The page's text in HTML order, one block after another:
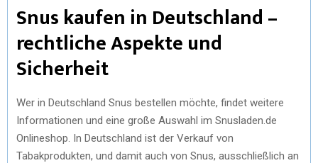
Snus kaufen in Deutschland –
rechtliche Aspekte und
Sicherheit
Wer in Deutschland Snus bestellen möchte, findet weitere
Informationen und eine große Auswahl im Snusladen.de
Onlineshop. In Deutschland ist der Verkauf von
Tabakprodukten, und damit auch von Snus, ausschließlich an